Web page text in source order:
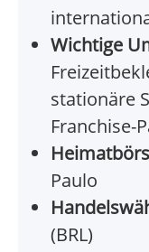
Wichtige
stationäre
Franchise-
Paulo
(BRL)